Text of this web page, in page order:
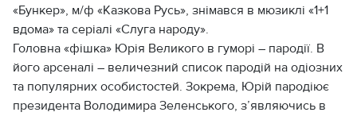
«Бункер», м/ф «Казкова Русь», знімався в мюзиклі «1+1
вдома» та серіалі «Слуга народу».
Головна «фішка» Юрія Великого в гуморі – пародії. В
його арсеналі – величезний список пародій на одіозних
та популярних особистостей. Зокрема, Юрій пародіює
президента Володимира Зеленського, з’являючись в